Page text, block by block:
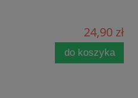
24,90 zł
do koszyka